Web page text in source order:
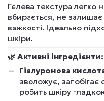
Гелева текстура легко
вбирається, не залишає
важкості. Ідеально
шкіри.
🌿 Активні інгредієнти:
Гіалуронова
зволожує,
робить шкіру